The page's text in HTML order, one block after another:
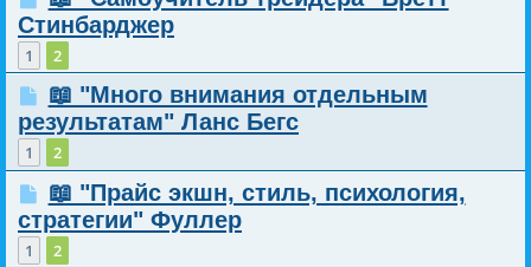
Стинбарджер
1 2
📖 "Много внимания отдельным
результатам" Ланс Бегс
1 2
📖 "Прайс экшн, стиль, психология,
стратегии" Фуллер
1 2